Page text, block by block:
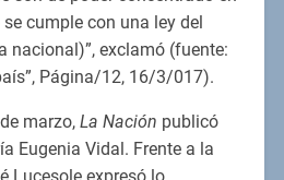
cumple con una ley del
nacional)”, exclamó (fuente:
Página/12, 16/3/017).
marzo, La Nación publicó
Eugenia Vidal. Frente a la